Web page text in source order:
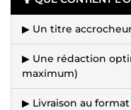
▶ Un titre
▶ Une rédaction
maximum)
▶ Livraison au